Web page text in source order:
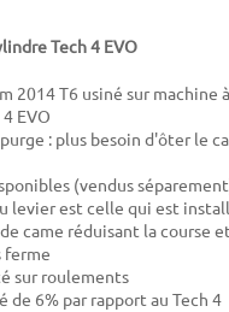
Tech 4 EVO
2014 T6 usiné sur machine
EVO
: plus besoin d'ôter le
(vendus
levier est celle qui est
came réduisant la course
ferme
sur roulements
de 6% par rapport au Tech 4